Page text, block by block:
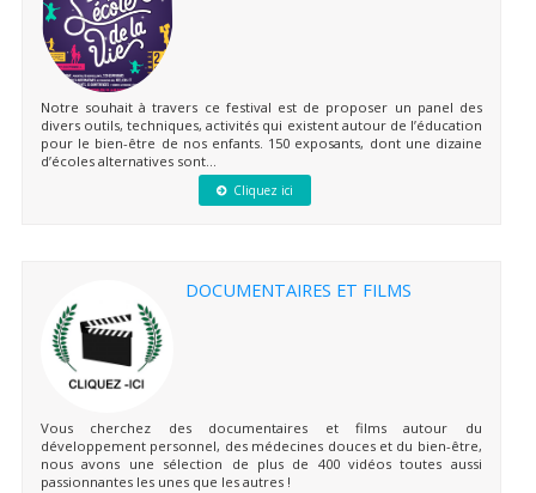
Notre souhait à travers ce festival est de proposer un panel des
divers outils, techniques, activités qui existent autour de l’éducation
pour le bien-être de nos enfants. 150 exposants, dont une dizaine
d’écoles alternatives sont...
Cliquez ici
DOCUMENTAIRES ET FILMS
Vous cherchez des documentaires et films autour du
développement personnel, des médecines douces et du bien-être,
nous avons une sélection de plus de 400 vidéos toutes aussi
passionnantes les unes que les autres !